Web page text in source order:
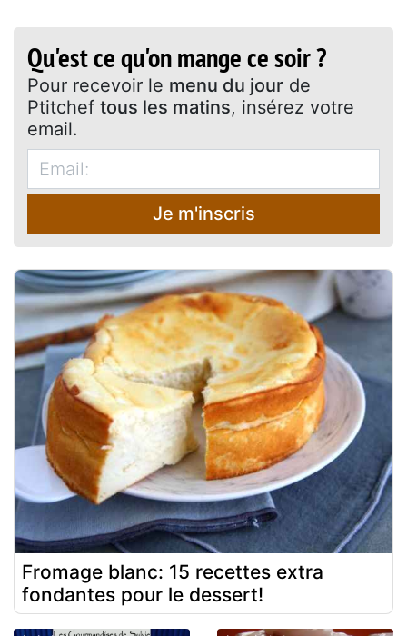
Qu'est ce qu'on mange ce soir ?
Pour recevoir le menu du jour de
Ptitchef tous les matins, insérez votre
email.
Je m'inscris
Fromage blanc: 15 recettes extra
fondantes pour le dessert!